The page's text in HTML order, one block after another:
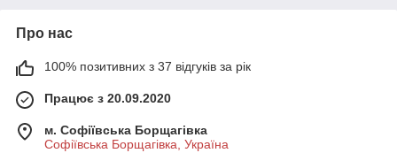
Про нас
100% позитивних з 37 відгуків за рік
Працює з 20.09.2020
м. Софіївська Борщагівка
Софіївська Борщагівка, Україна